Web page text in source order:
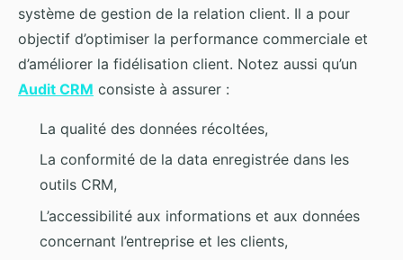
système de gestion de la relation client. Il a pour
objectif d’optimiser la performance commerciale et
d’améliorer la fidélisation client. Notez aussi qu’un
Audit CRM consiste à assurer :
La qualité des données récoltées,
La conformité de la data enregistrée dans les
outils CRM,
L’accessibilité aux informations et aux données
concernant l’entreprise et les clients,